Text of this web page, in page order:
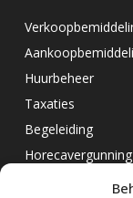
Huurbeheer
Taxaties
Begeleiding
Horecavergunning